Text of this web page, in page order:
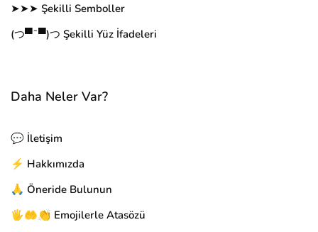
➤➤➤ Şekilli Semboller
(つ▀¯▀)つ Şekilli Yüz İfadeleri
Daha Neler Var?
💬 İletişim
⚡ Hakkımızda
🙏 Öneride Bulunun
🖐🤲👏 Emojilerle Atasözü